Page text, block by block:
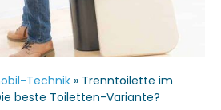
Technik» Trenntoilette im
beste Toiletten-Variante?